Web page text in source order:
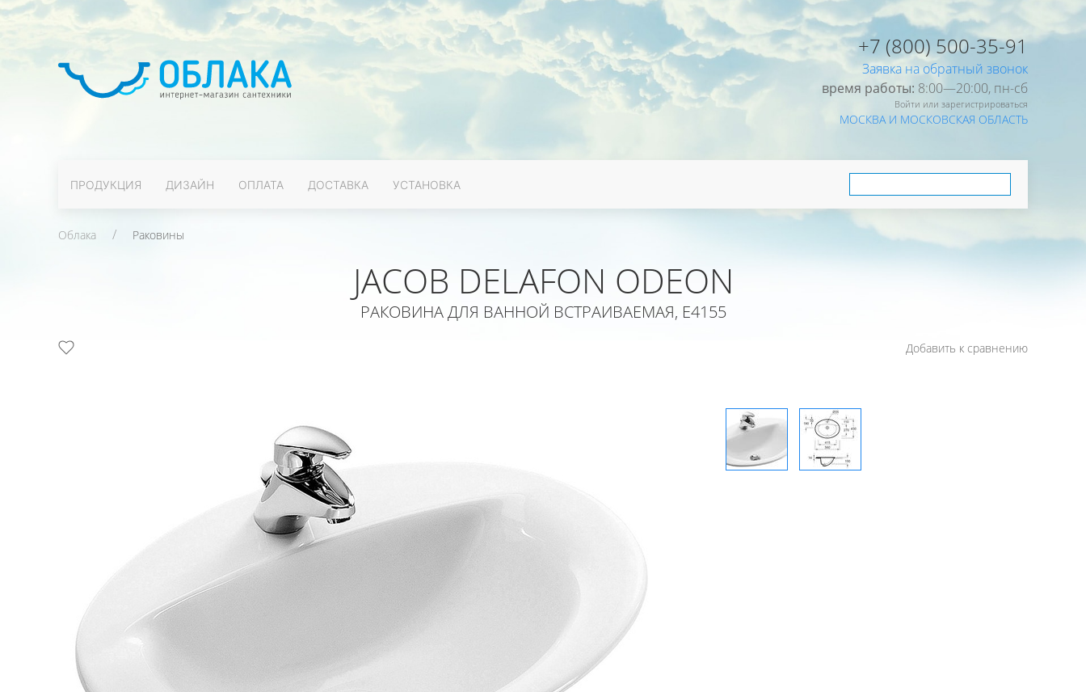
+7 (800) 500-35-91
Заявка на обратный звонок
время работы: 8:00—20:00, пн-cб
Войти или зарегистрироваться
МОСКВА И МОСКОВСКАЯ ОБЛАСТЬ
ПРОДУКЦИЯ ДИЗАЙН ОПЛАТА ДОСТАВКА УСТАНОВКА
Облака Раковины
JACOB DELAFON ODEON
РАКОВИНА ДЛЯ ВАННОЙ ВСТРАИВАЕМАЯ, E4155
Добавить к сравнению